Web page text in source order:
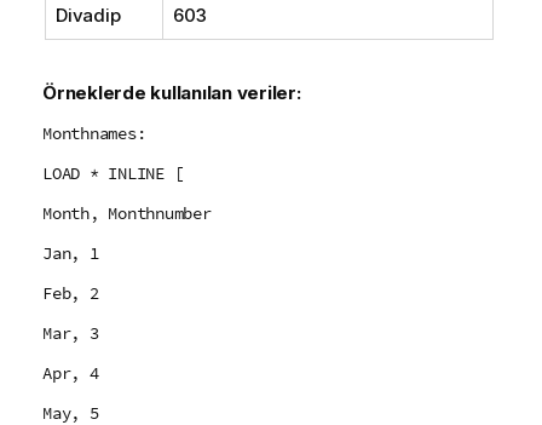
Divadip 603
Örneklerde kullanılan veriler:
Monthnames:
LOAD * INLINE [
Month, Monthnumber
Jan, 1
Feb, 2
Mar, 3
Apr, 4
May, 5